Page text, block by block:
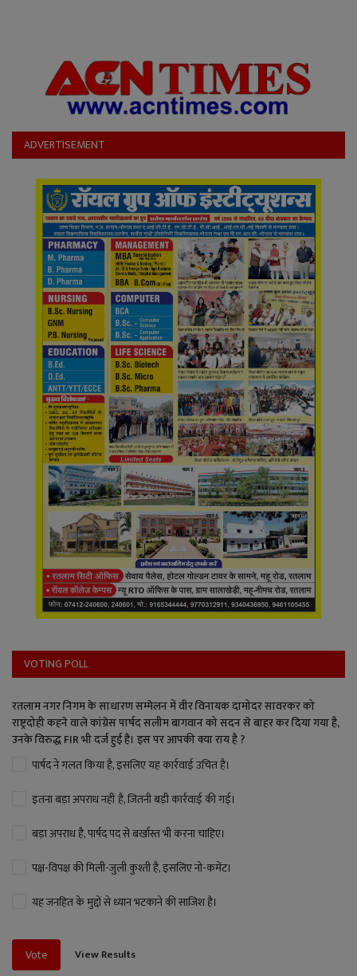
ADVERTISEMENT
VOTING POLL
रतलाम नगर निगम के साधारण सम्मेलन में वीर विनायक दामोदर सावरकर को
राष्ट्रदोही कहने वाले कांग्रेस पार्षद सलीम बागवान को सदन से बाहर कर दिया गया है,
उनके विरुद्ध FIR भी दर्ज हुई है। इस पर आपकी क्या राय है ?
पार्षद ने गलत किया है, इसलिए यह कार्रवाई उचित है।
इतना बड़ा अपराध नहीं है, जितनी बड़ी कार्रवाई की गई।
बड़ा अपराध है, पार्षद पद से बर्खास्त भी करना चाहिए।
पक्ष-विपक्ष की मिली-जुली कुश्ती है, इसलिए नो-कमेंट।
यह जनहित के मुद्दों से ध्यान भटकाने की साजिश है।
Vote View Results